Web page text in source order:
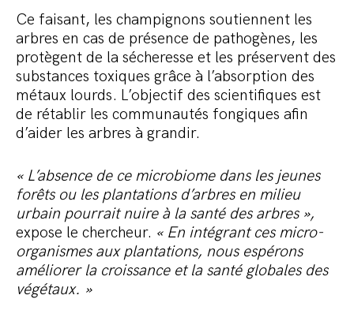
Ce faisant, les champignons soutiennent les
arbres en cas de présence de pathogènes, les
protègent de la sécheresse et les préservent des
substances toxiques grâce à l’absorption des
métaux lourds. L’objectif des scientifiques est
de rétablir les communautés fongiques afin
d’aider les arbres à grandir.
« L’absence de ce microbiome dans les jeunes
forêts ou les plantations d’arbres en milieu
urbain pourrait nuire à la santé des arbres »,
expose le chercheur. « En intégrant ces micro-
organismes aux plantations, nous espérons
améliorer la croissance et la santé globales des
végétaux. »